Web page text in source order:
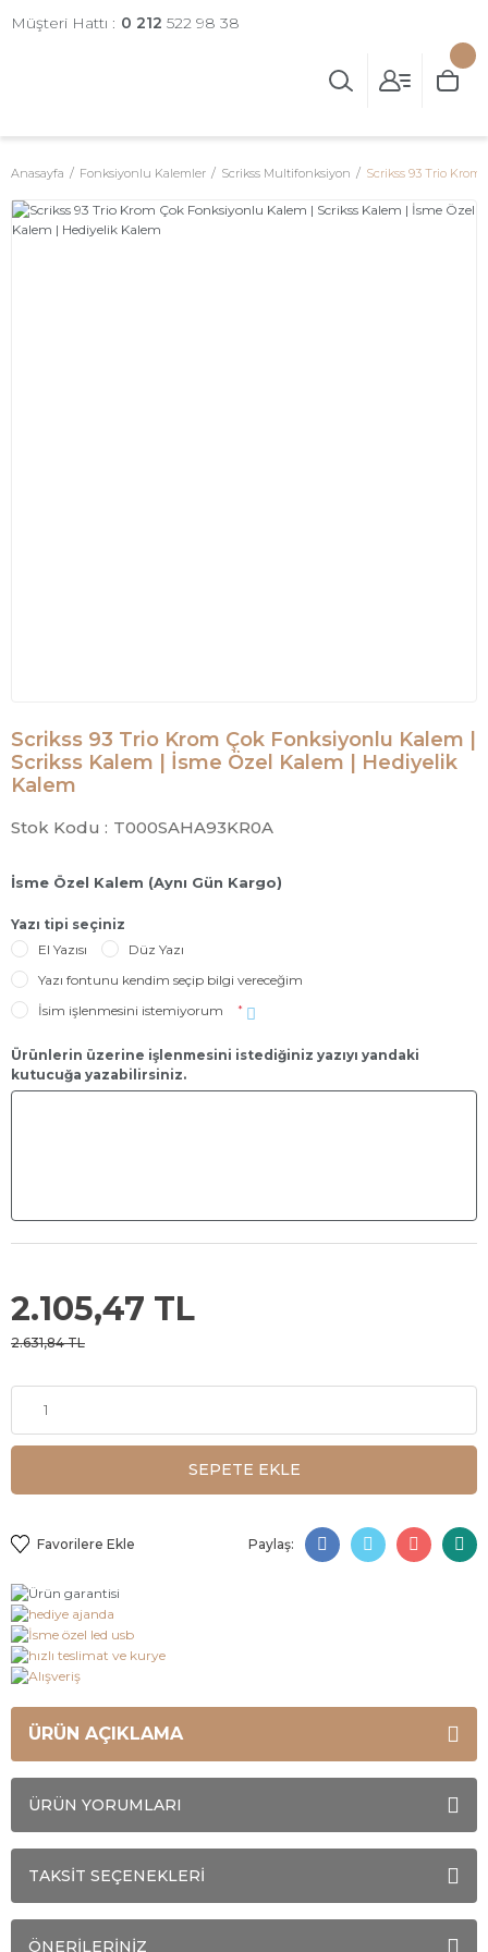
Müşteri Hattı : 0 212 522 98 38
Anasayfa Fonksiyonlu Kalemler Scrikss Multifonksiyon Scrikss 93 Trio
Scrikss 93 Trio Krom Çok Fonksiyonlu Kalem |
Scrikss Kalem | İsme Özel Kalem | Hediyelik
Kalem
Stok Kodu : T000SAHA93KR0A
İsme Özel Kalem (Aynı Gün Kargo)
Yazı tipi seçiniz
El Yazısı
Düz Yazı
Yazı fontunu kendim seçip bilgi vereceğim
İsim işlenmesini istemiyorum
*
Ürünlerin üzerine işlenmesini istediğiniz yazıyı yandaki
kutucuğa yazabilirsiniz.
2.105,47 TL
2.631,84 TL
SEPETE EKLE
Paylaş:
ÜRÜN AÇIKLAMA
ÜRÜN YORUMLARI
TAKSİT SEÇENEKLERİ
ÖNERİLERİNİZ